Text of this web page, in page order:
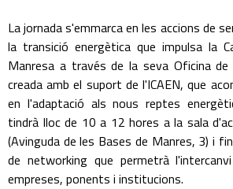
La jornada s'emmarca en les accions de
la transició energètica que impulsa la
Manresa a través de la seva Oficina de
creada amb el suport de l'ICAEN, que
en l'adaptació als nous reptes
tindrà lloc de 10 a 12 hores a la sala
(Avinguda de les Bases de Manres, 3) i
de networking que permetrà
empreses, ponents i institucions.